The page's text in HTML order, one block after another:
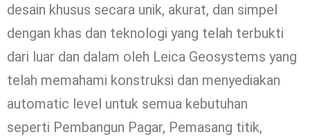
desain khusus secara unik, akurat, dan simpel
dengan khas dan teknologi yang telah terbukti
dari luar dan dalam oleh Leica Geosystems yang
telah memahami konstruksi dan menyediakan
automatic level untuk semua kebutuhan
seperti Pembangun Pagar, Pemasang titik,